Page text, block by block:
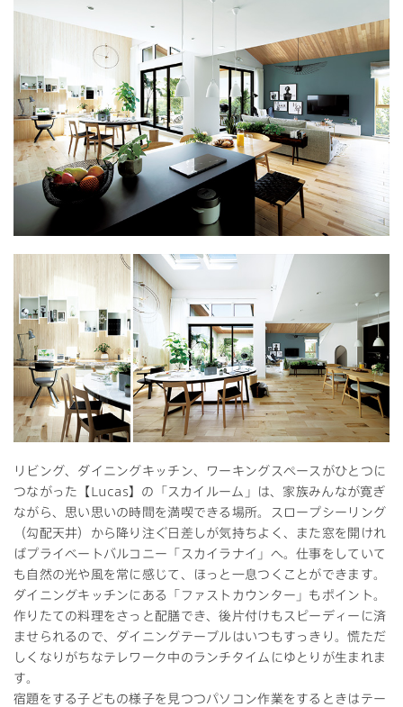
リビング、ダイニングキッチン、ワーキングスペースがひとつに
つながった【Lucas】の「スカイルーム」は、家族みんなが寛ぎ
ながら、思い思いの時間を満喫できる場所。スロープシーリング
（勾配天井）から降り注ぐ日差しが気持ちよく、また窓を開けれ
ばプライベートバルコニー「スカイラナイ」へ。仕事をしていて
も自然の光や風を常に感じて、ほっと一息つくことができます。
ダイニングキッチンにある「ファストカウンター」もポイント。
作りたての料理をさっと配膳でき、後片付けもスピーディーに済
ませられるので、ダイニングテーブルはいつもすっきり。慌ただ
しくなりがちなテレワーク中のランチタイムにゆとりが生まれま
す。
宿題をする子どもの様子を見つつパソコン作業をするときはテー